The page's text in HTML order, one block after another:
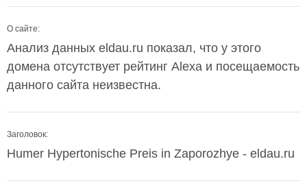
О сайте:
Анализ данных eldau.ru показал, что у этого
домена отсутствует рейтинг Alexa и посещаемость
данного сайта неизвестна.
Заголовок:
Humer Hypertonische Preis in Zaporozhye - eldau.ru